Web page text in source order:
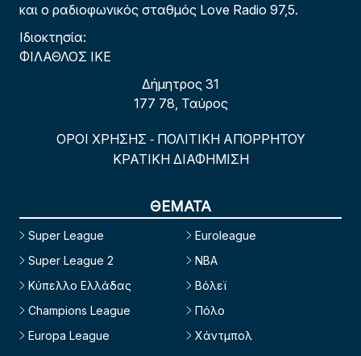
και ο ραδιοφωνικός σταθμός Love Radio 97,5.
Ιδιοκτησία:
ΦΙΛΑΘΛΟΣ ΙΚΕ
Δήμητρος 31
177 78, Ταύρος
ΟΡΟΙ ΧΡΗΣΗΣ - ΠΟΛΙΤΙΚΗ ΑΠΟΡΡΗΤΟΥ
ΚΡΑΤΙΚΗ ΔΙΑΦΗΜΙΣΗ
ΘΕΜΑΤΑ
Super League
Super League 2
Κύπελλο Ελλάδας
Champions League
Europa League
Euroleague
NBA
Βόλεϊ
Πόλο
Χάντμπολ